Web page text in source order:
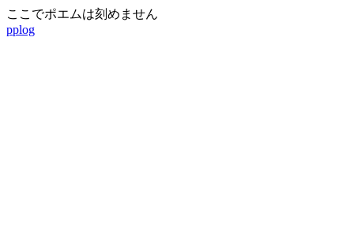
ここでポエムは刻めません
pplog